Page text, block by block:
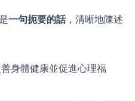
一句扼要的話，清晰地陳述
善身體健康並促進心理福